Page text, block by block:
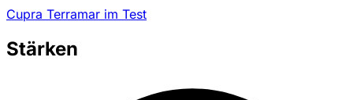
Cupra Terramar im Test
Stärken